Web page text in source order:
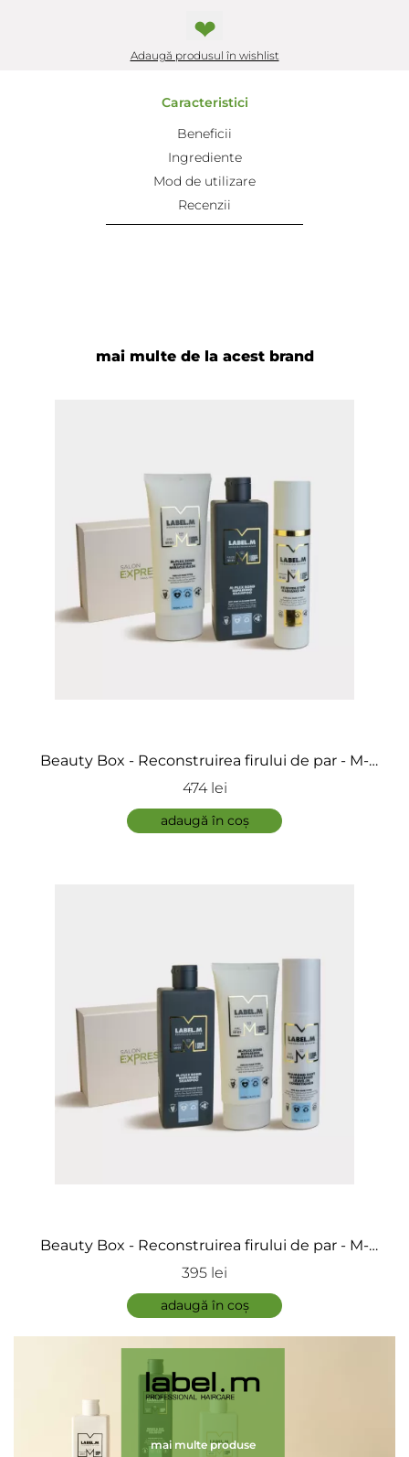
❤
Adaugă produsul în wishlist
Caracteristici
Beneficii
Ingrediente
Mod de utilizare
Recenzii
mai multe de la acest brand
Beauty Box - Reconstruirea firului de par - M-
Plex
474 lei
adaugă în coș
Beauty Box - Reconstruirea firului de par - M-
Plex 2
395 lei
adaugă în coș
mai multe produse